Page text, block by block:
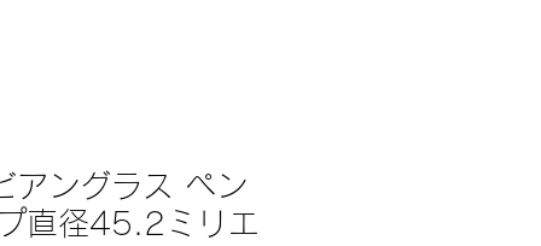
アングラス ペン
直径45.2ミリエ